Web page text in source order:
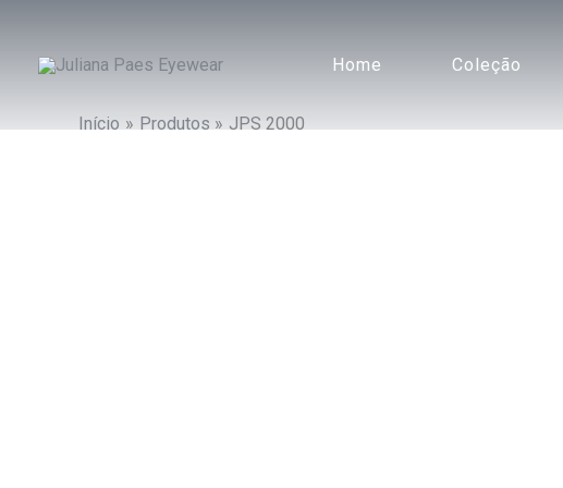
Home Coleção
Início Produtos JPS 2000